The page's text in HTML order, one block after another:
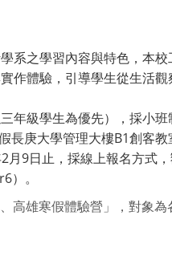
系之學習內容與特色，本
作體驗，引導學生從生活
年級學生為優先），採小班
庚大學管理大樓B1創客教
月9日止，採線上報名方式
）。
高雄寒假體驗營」，對象為